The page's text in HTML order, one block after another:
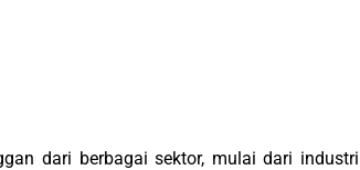
dari berbagai sektor, mulai dari industri